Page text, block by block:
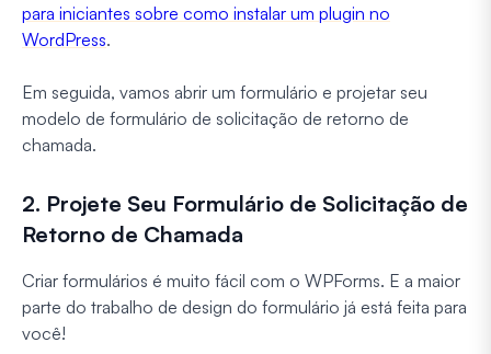
para iniciantes sobre como instalar um plugin no
WordPress.
Em seguida, vamos abrir um formulário e projetar seu
modelo de formulário de solicitação de retorno de
chamada.
2. Projete Seu Formulário de Solicitação de
Retorno de Chamada
Criar formulários é muito fácil com o WPForms. E a maior
parte do trabalho de design do formulário já está feita para
você!